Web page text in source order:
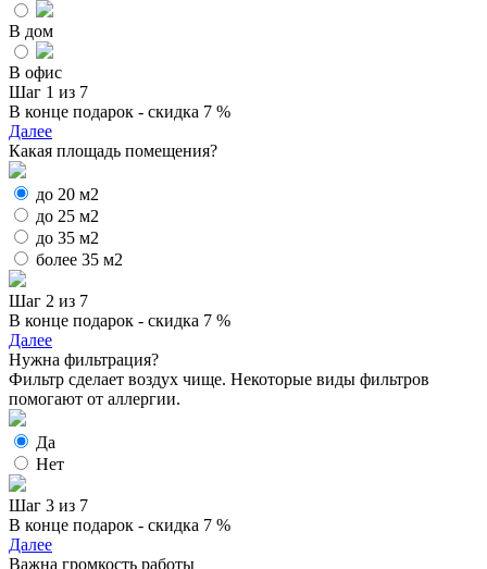
В дом
В офис
Шаг 1 из 7
В конце подарок - скидка 7 %
Далее
Какая площадь помещения?
до 20 м2
до 25 м2
до 35 м2
более 35 м2
Шаг 2 из 7
В конце подарок - скидка 7 %
Далее
Нужна фильтрация?
Фильтр сделает воздух чище. Некоторые виды фильтров
помогают от аллергии.
Да
Нет
Шаг 3 из 7
В конце подарок - скидка 7 %
Далее
Важна громкость работы